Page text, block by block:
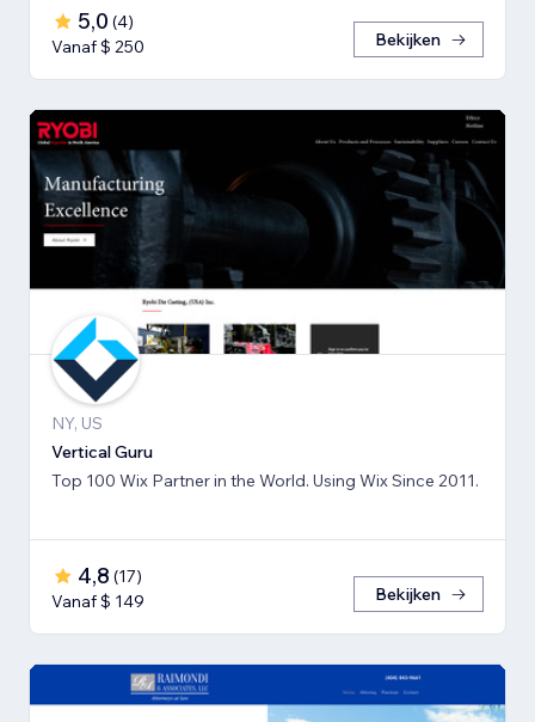
5,0 (4)
Vanaf $ 250
Bekijken
NY, US
Vertical Guru
Top 100 Wix Partner in the World. Using Wix Since 2011.
4,8 (17)
Vanaf $ 149
Bekijken